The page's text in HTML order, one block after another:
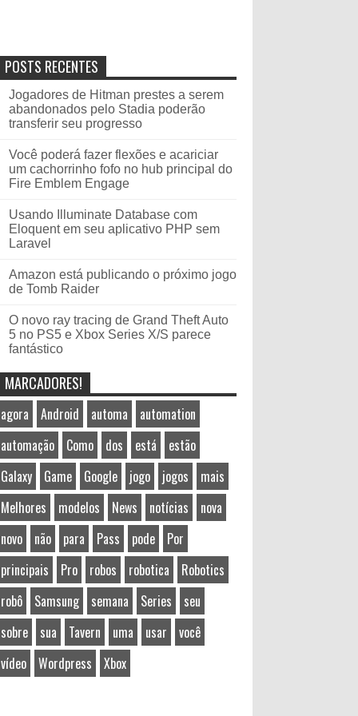
POSTS RECENTES
Jogadores de Hitman prestes a serem
abandonados pelo Stadia poderão
transferir seu progresso
Você poderá fazer flexões e acariciar
um cachorrinho fofo no hub principal do
Fire Emblem Engage
Usando Illuminate Database com
Eloquent em seu aplicativo PHP sem
Laravel
Amazon está publicando o próximo jogo
de Tomb Raider
O novo ray tracing de Grand Theft Auto
5 no PS5 e Xbox Series X/S parece
fantástico
MARCADORES!
agora Android automa
automation
automação
Como dos está
estão
Galaxy
Game Google jogo jogos
mais
Melhores
modelos News notícias
nova
novo
não para Pass pode
Por
principais
Pro robos robotica
Robotics
robô
Samsung semana Series
seu
sobre
sua Tavern uma usar
você
vídeo
Wordpress Xbox